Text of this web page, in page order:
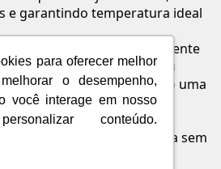
para oferecer melhor
o desempenho,
você interage em nosso
conteúdo.
e garantindo temperatura ideal
quando a água quente
automaticamente. Seu
espalhador, oferecendo uma
e agradável.
: Regule a temperatura sem